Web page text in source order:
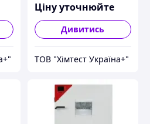
Ціну уточнюйте
Дивитись
ТОВ "Хімтест Україна+"